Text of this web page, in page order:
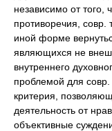
независимо от того,
противоречия, совр.
иной форме
являющихся не
внутреннего
проблемой для совр.
критерия,
деятельность от
объективные